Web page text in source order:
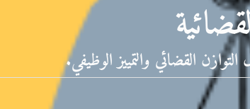
القضائي والتمييز الوظيفي.